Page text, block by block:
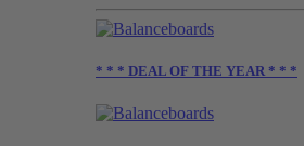
* * * DEAL OF THE YEAR * * *